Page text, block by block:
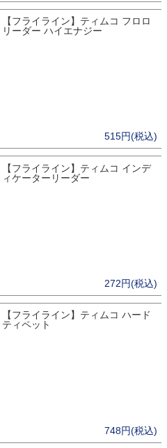
【フライライン】ティムコ フロロ
リーダー ハイエナジー
515円(税込)
【フライライン】ティムコ インデ
ィケーターリーダー
272円(税込)
【フライライン】ティムコ ハード
ティペット
748円(税込)